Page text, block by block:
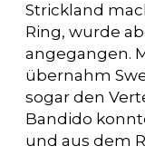
Strickland
Ring, wurde
angegangen.
übernahm
sogar den
Bandido
und aus dem